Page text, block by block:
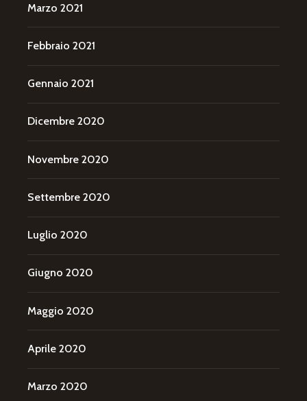
Marzo 2021
Febbraio 2021
Gennaio 2021
Dicembre 2020
Novembre 2020
Settembre 2020
Luglio 2020
Giugno 2020
Maggio 2020
Aprile 2020
Marzo 2020